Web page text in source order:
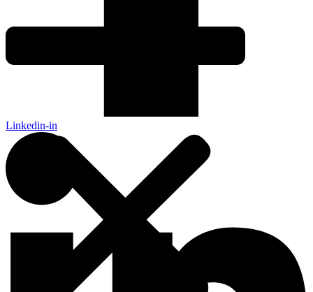
Linkedin-in